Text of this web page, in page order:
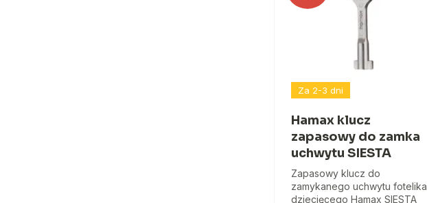
Za 2-3 dni
Hamax klucz
zapasowy do zamka
uchwytu SIESTA
Zapasowy klucz do
zamykanego uchwytu fotelika
dziecięcego Hamax SIESTA